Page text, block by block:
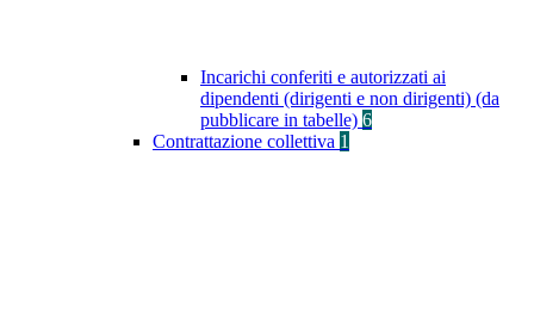
Incarichi conferiti e autorizzati ai
dipendenti (dirigenti e non dirigenti) (da
pubblicare in tabelle) 6
Contrattazione collettiva 1